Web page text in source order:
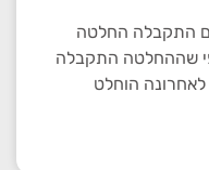
התקבלה החלטה
שההחלטה התקבלה